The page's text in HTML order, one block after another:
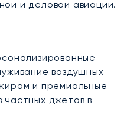
и деловой авиации.
воздушных
и премиальные
джетов в